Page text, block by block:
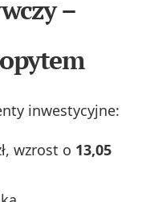
–
inwestycyjne:
wzrost o 13,05